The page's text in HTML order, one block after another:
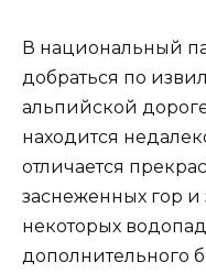
В национальный
добраться по
альпийской
находится
отличается
заснеженных гор
некоторых
дополнительного